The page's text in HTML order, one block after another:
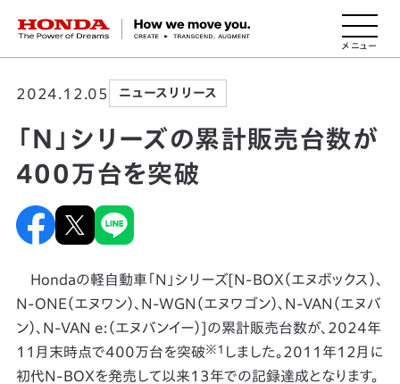
HONDA The Power of Dreams
2024.12.05 ニュースリリース
「N」シリーズの累計販売台数が
400万台を突破
Hondaの軽自動車「N」シリーズ[N-BOX（エヌボックス）、
N-ONE（エヌワン）、N-WGN（エヌワゴン）、N-VAN（エヌバ
ン）、N-VAN e:（エヌバンイー）]の累計販売台数が、2024年
11月末時点で400万台を突破※1 しました。2011年12月に
初代N-BOXを発売して以来13年での記録達成となります。